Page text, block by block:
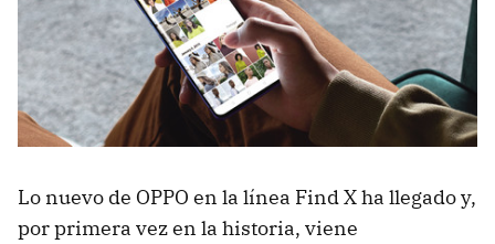
Lo nuevo de OPPO en la línea Find X ha llegado y,
por primera vez en la historia, viene